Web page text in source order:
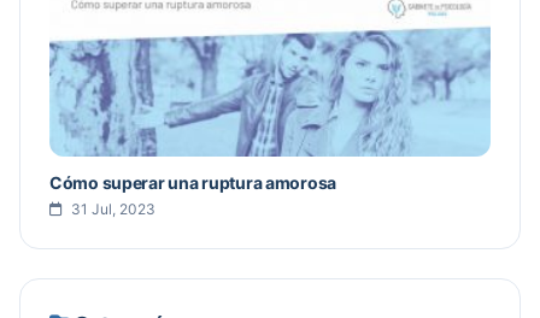
Cómo superar una ruptura amorosa
31 Jul, 2023